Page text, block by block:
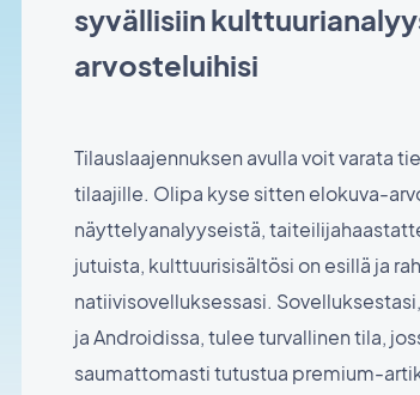
syvällisiin
arvosteluihisi
Tilauslaajennuksen avulla voit varata
tilaajille. Olipa kyse sitten elokuva-
näyttelyanalyyseistä,
jutuista, kulttuurisisältösi on esillä ja
natiivisovelluksessasi.
ja Androidissa, tulee turvallinen tila,
saumattomasti tutustua premium-